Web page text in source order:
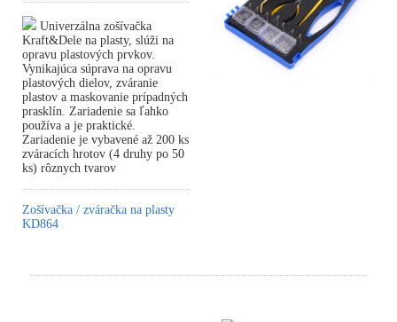
Univerzálna zošívačka
Kraft&Dele na plasty, slúži na
opravu plastových prvkov.
Vynikajúca súprava na opravu
plastových dielov, zváranie
plastov a maskovanie prípadných
prasklín. Zariadenie sa ľahko
používa a je praktické.
Zariadenie je vybavené až 200 ks
zváracích hrotov (4 druhy po 50
ks) rôznych tvarov
Zošívačka / zváračka na plasty
KD864